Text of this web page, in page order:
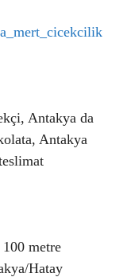
Antakya da
Antakya
metre
Hatay